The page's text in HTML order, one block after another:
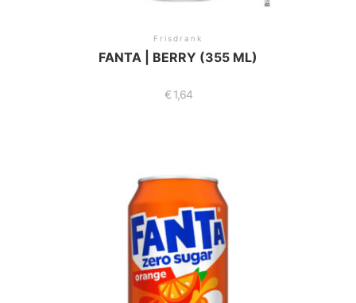
Frisdrank
FANTA | BERRY (355 ML)
€1,64